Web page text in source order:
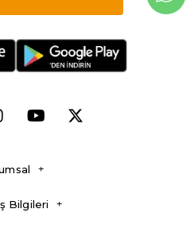
Bilgileri